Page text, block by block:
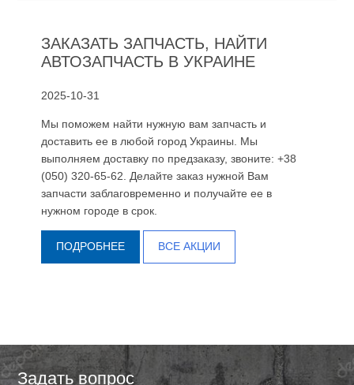
ЗАКАЗАТЬ ЗАПЧАСТЬ, НАЙТИ
АВТОЗАПЧАСТЬ В УКРАИНЕ
2025-10-31
Мы поможем найти нужную вам запчасть и
доставить ее в любой город Украины. Мы
выполняем доставку по предзаказу, звоните: +38
(050) 320-65-62. Делайте заказ нужной Вам
запчасти заблаговременно и получайте ее в
нужном городе в срок.
ПОДРОБНЕЕ ВСЕ АКЦИИ
Задать вопрос